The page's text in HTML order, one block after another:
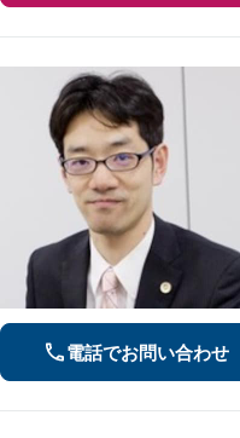
電話でお問い合わせ